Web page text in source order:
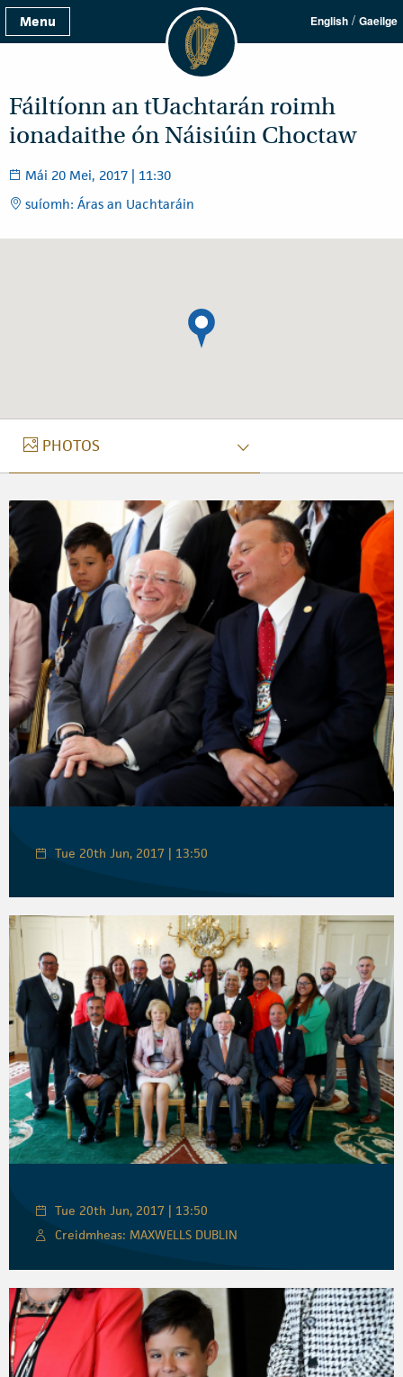
Menu English / Gaeilge
Fáiltíonn an tUachtarán roimh
ionadaithe ón Náisiúin Choctaw
Mái 20 Mei, 2017 | 11:30
suíomh: Áras an Uachtaráin
GRIANGHRAIF
PHOTOS
Tue 20th Jun, 2017 | 13:50
Tue 20th Jun, 2017 | 13:50
Creidmheas: MAXWELLS DUBLIN